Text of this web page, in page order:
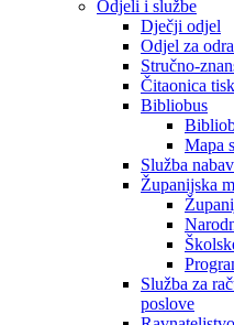
Odjeli i službe
Dječji odjel
Odjel za
Stručno-
Čitaonica
Bibliobus
Mapa
Služba
Županijska
Služba za
poslove